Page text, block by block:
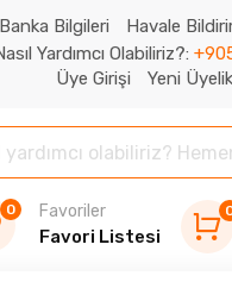
Banka Bilgileri Havale
Yardımcı Olabiliriz?:
Üye Girişi
Yeni Üyelik
0 Favoriler
Favori Listesi